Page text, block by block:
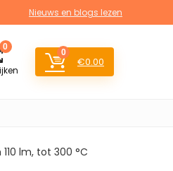
Nieuws en blogs lezen
0
0
€0.00
lm, tot 300 °C